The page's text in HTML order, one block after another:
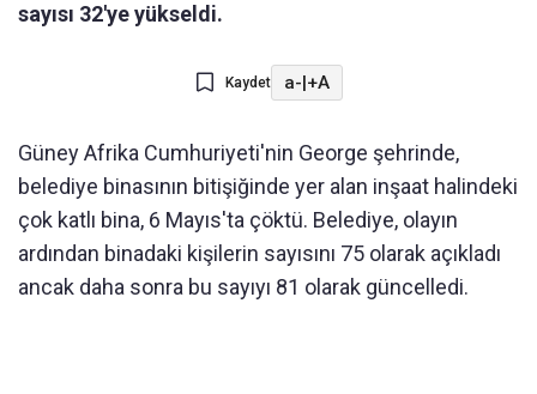
sayısı 32'ye yükseldi.
Kaydet a-|+A
Güney Afrika Cumhuriyeti'nin George şehrinde,
belediye binasının bitişiğinde yer alan inşaat halindeki
çok katlı bina, 6 Mayıs'ta çöktü. Belediye, olayın
ardından binadaki kişilerin sayısını 75 olarak açıkladı
ancak daha sonra bu sayıyı 81 olarak güncelledi.